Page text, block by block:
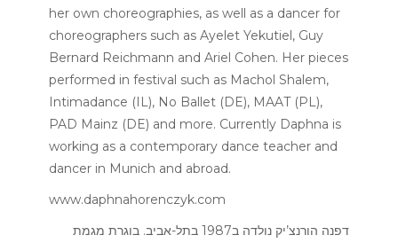
her own choreographies, as well as a dancer for
choreographers such as Ayelet Yekutiel, Guy
Bernard Reichmann and Ariel Cohen. Her pieces
performed in festival such as Machol Shalem,
Intimadance (IL), No Ballet (DE), MAAT (PL),
PAD Mainz (DE) and more. Currently Daphna is
working as a contemporary dance teacher and
dancer in Munich and abroad.
www.daphnahorenczyk.com
דפנה הורנצ’יק נולדה ב1987 בתל-אביב. בוגרת מגמת